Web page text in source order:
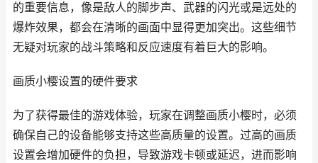
的重要信息，像是敌人的脚步声、武器的闪光或是远处的
爆炸效果，都会在清晰的画面中显得更加突出。这些细节
无疑对玩家的战斗策略和反应速度有着巨大的影响。
画质小樱设置的硬件要求
为了获得最佳的游戏体验，玩家在调整画质小樱时，必须
确保自己的设备能够支持这些高质量的设置。过高的画质
设置会增加硬件的负担，导致游戏卡顿或延迟，进而影响